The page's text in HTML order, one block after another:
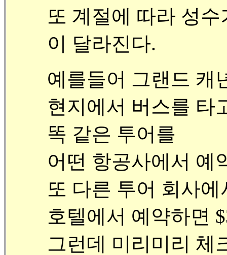
또 계절에 따라 성
이 달라진다.
예를들어 그랜드 캐
현지에서 버스를 타
똑 같은 투어를
어떤 항공사에서 예
또 다른 투어 회사에
호텔에서 예약하면
그런데 미리미리 체